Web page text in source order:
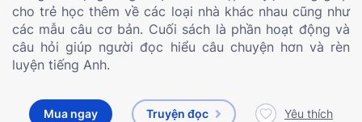
cho trẻ học thêm về các loại nhà khác nhau cũng như
các mẫu câu cơ bản. Cuối sách là phần hoạt động và
câu hỏi giúp người đọc hiểu câu chuyện hơn và rèn
luyện tiếng Anh.
Mua ngay Truyện đọc Yêu thích